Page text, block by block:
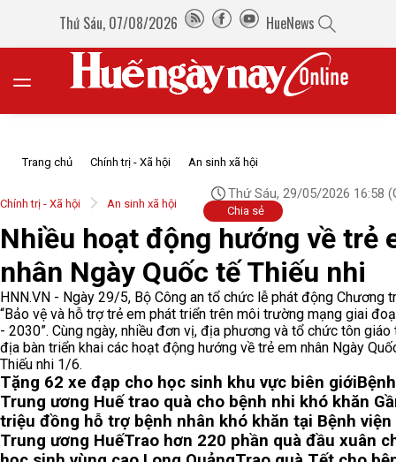
Thứ Sáu, 07/08/2026 HueNews
Trang chủ Chính trị - Xã hội An sinh xã hội
Chính trị - Xã hội An sinh xã hội
Thứ Sáu, 29/05/2026 16:58
Chia sẻ
Nhiều hoạt động hướng về trẻ
nhân Ngày Quốc tế Thiếu nhi
HNN.VN - Ngày 29/5, Bộ Công an tổ chức lễ phát động Chương
“Bảo vệ và hỗ trợ trẻ em phát triển trên môi trường mạng giai
- 2030”. Cùng ngày, nhiều đơn vị, địa phương và tổ chức tôn giáo
địa bàn triển khai các hoạt động hướng về trẻ em nhân Ngày
Thiếu nhi 1/6.
Tặng 62 xe đạp cho học sinh khu vực biên giới
Trung ương Huế trao quà cho bệnh nhi khó khăn
triệu đồng hỗ trợ bệnh nhân khó khăn tại Bệnh viện
Trung ương HuếTrao hơn 220 phần quà đầu xuân